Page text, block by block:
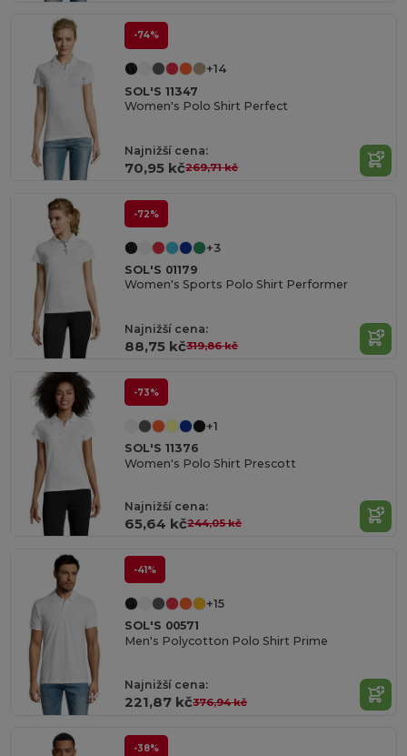
-74%
+14
SOL'S 11347
Women's Polo Shirt Perfect
Najnižší cena:
70,95 kč269,71 kč
-72%
+3
SOL'S 01179
Women's Sports Polo Shirt Performer
Najnižší cena:
88,75 kč319,86 kč
-73%
+1
SOL'S 11376
Women's Polo Shirt Prescott
Najnižší cena:
65,64 kč244,05 kč
-41%
+15
SOL'S 00571
Men's Polycotton Polo Shirt Prime
Najnižší cena:
221,87 kč376,94 kč
-38%